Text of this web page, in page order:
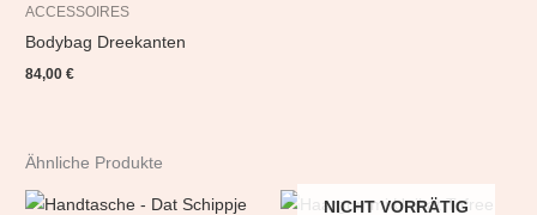
ACCESSOIRES
Bodybag Dreekanten
84,00€
Ähnliche Produkte
NICHT VORRÄTIG